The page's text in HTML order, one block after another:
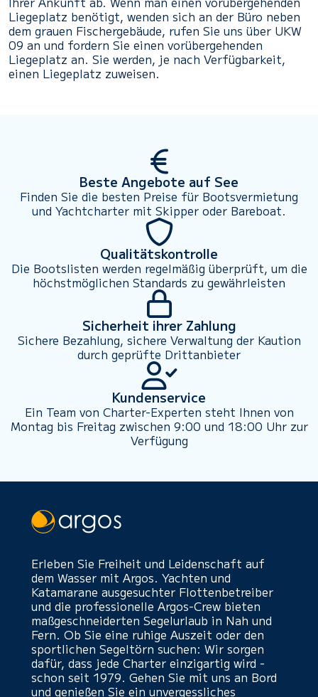
Liegeplatz benötigt, wenden sich an der Büro neben
dem grauen Fischergebäude, rufen Sie uns über UKW
09 an und fordern Sie einen vorübergehenden
Liegeplatz an. Sie werden, je nach Verfügbarkeit,
einen Liegeplatz zuweisen.
Beste Angebote auf See
Finden Sie die besten Preise für Bootsvermietung
und Yachtcharter mit Skipper oder Bareboat.
Qualitätskontrolle
Die Bootslisten werden regelmäßig überprüft, um die
höchstmöglichen Standards zu gewährleisten
Sicherheit ihrer Zahlung
Sichere Bezahlung, sichere Verwaltung der Kaution
durch geprüfte Drittanbieter
Kundenservice
Ein Team von Charter-Experten steht Ihnen von
Montag bis Freitag zwischen 9:00 und 18:00 Uhr zur
Verfügung
Erleben Sie Freiheit und Leidenschaft auf
dem Wasser mit Argos. Yachten und
Katamarane ausgesuchter Flottenbetreiber
und die professionelle Argos-Crew bieten
maßgeschneiderten Segelurlaub in Nah und
Fern. Ob Sie eine ruhige Auszeit oder den
sportlichen Segeltörn suchen: Wir sorgen
dafür, dass jede Charter einzigartig wird -
schon seit 1979. Gehen Sie mit uns an Bord
und genießen Sie ein unvergessliches